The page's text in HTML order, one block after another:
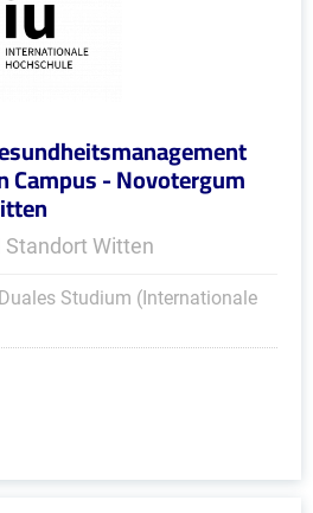
Campus - Novotergum
Witten
Studium (Internationale